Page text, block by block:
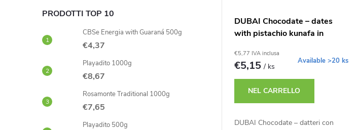
PRODOTTI TOP 10
CBSe Energia with Guaraná 500g
€4,37
Playadito 1000g
€8,67
Rosamonte Traditional 1000g
€7,65
Playadito 500g
DUBAI Chocodate – dates
with pistachio kunafa in
€5,77 IVA inclusa
€5,15/ ks
Available>20 ks
NEL CARRELLO
DUBAI Chocodate – datteri con